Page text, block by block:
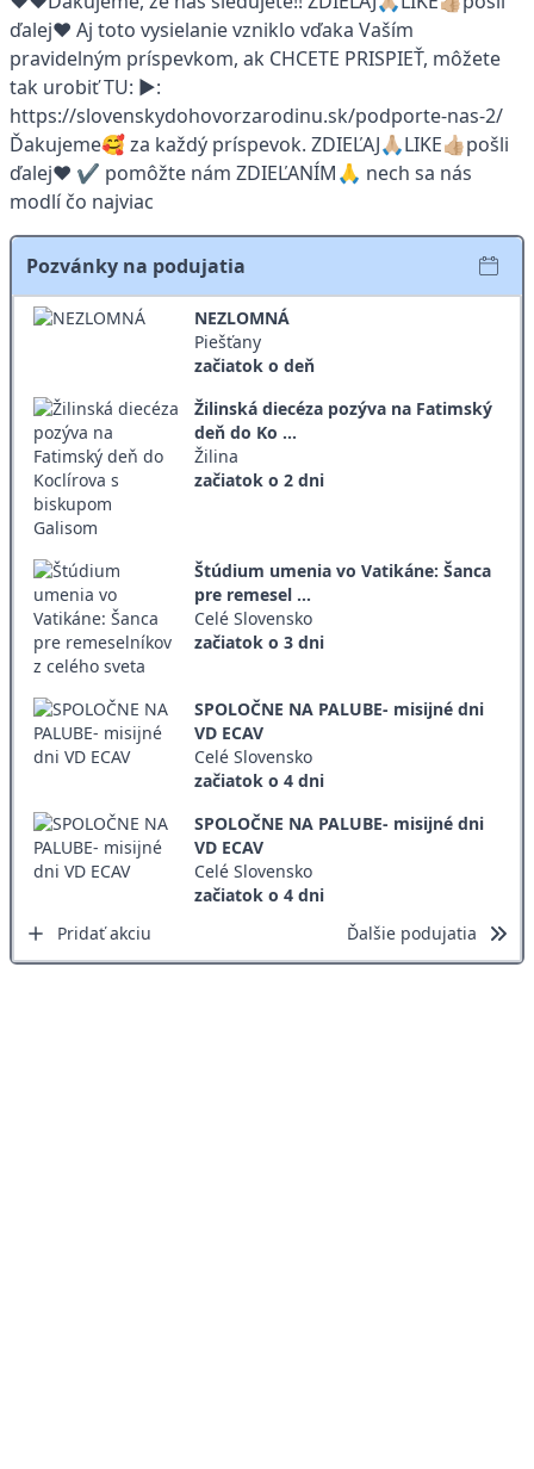
ďalej❤️ Aj toto vysielanie vzniklo vďaka Vaším
pravidelným príspevkom, ak CHCETE PRISPIEŤ, môžete
tak urobiť TU: ▶:
https://slovenskydohovorzarodinu.sk/podporte-nas-2/
Ďakujeme🥰 za každý príspevok. ZDIEĽAJ🙏🏼LIKE👍🏼pošli
ďalej❤️ ✔️ pomôžte nám ZDIEĽANÍM🙏 nech sa nás
modlí čo najviac
Pozvánky na podujatia
NEZLOMNÁ
Piešťany
začiatok o deň
Žilinská diecéza pozýva na Fatimský
deň do Ko ...
Žilina
začiatok o 2 dni
Štúdium umenia vo Vatikáne: Šanca
pre remesel ...
Celé Slovensko
začiatok o 3 dni
SPOLOČNE NA PALUBE- misijné dni
VD ECAV
Celé Slovensko
začiatok o 4 dni
SPOLOČNE NA PALUBE- misijné dni
VD ECAV
Celé Slovensko
začiatok o 4 dni
Pridať akciu
Ďalšie podujatia